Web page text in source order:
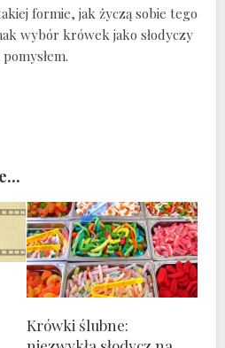
formie, jak życzą sobie tego
wybór krówek jako słodyczy
Krówki ślubne: